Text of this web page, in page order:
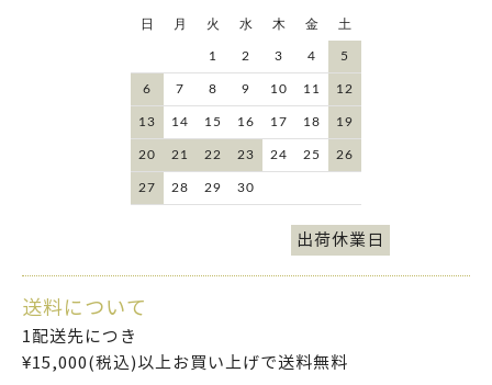
日 月 火 水 木 金 土
1 2 3 4 5
6 7 8 9 10 11 12
13 14 15 16 17 18 19
20 21 22 23 24 25 26
27 28 29 30
出荷休業日
送料について
1配送先につき
¥15,000(税込)以上お買い上げで送料無料